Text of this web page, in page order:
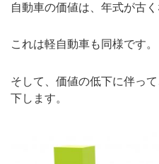
自動車の価値は、年式が古
これは軽自動車も同様です。
そして、価値の低下に伴っ
下します。